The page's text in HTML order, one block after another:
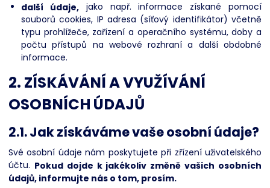
další údaje,jako např. informace získané pomocí
souborů cookies, IP adresa (síťový identifikátor) včetně
typu prohlížeče, zařízení a operačního systému, doby a
počtu přístupů na webové rozhraní a další obdobné
informace.
2. ZÍSKÁVÁNÍ A VYUŽÍVÁNÍ
OSOBNÍCH ÚDAJŮ
2.1. Jak získáváme vaše osobní údaje?
Své osobní údaje nám poskytujete při zřízení uživatelského
účtu. Pokud dojde k jakékoliv změně vašich osobních
údajů, informujte nás o tom, prosím.